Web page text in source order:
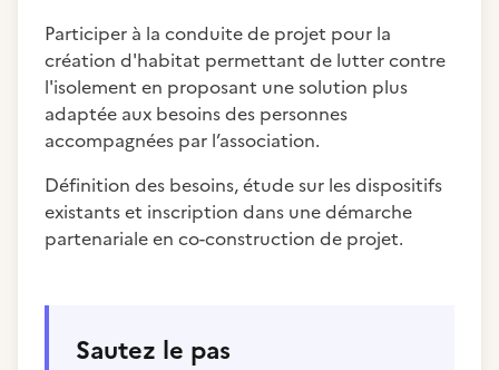
Participer à la conduite de projet pour la
création d'habitat permettant de lutter contre
l'isolement en proposant une solution plus
adaptée aux besoins des personnes
accompagnées par l’association.
Définition des besoins, étude sur les dispositifs
existants et inscription dans une démarche
partenariale en co-construction de projet.​
Sautez le pas